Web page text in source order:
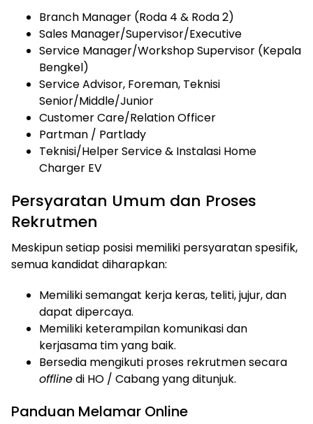
Branch Manager (Roda 4 & Roda 2)
Sales Manager/Supervisor/Executive
Service Manager/Workshop Supervisor (Kepala
Bengkel)
Service Advisor, Foreman, Teknisi
Senior/Middle/Junior
Customer Care/Relation Officer
Partman / Partlady
Teknisi/Helper Service & Instalasi Home
Charger EV
Persyaratan Umum dan Proses
Rekrutmen
Meskipun setiap posisi memiliki persyaratan spesifik,
semua kandidat diharapkan:
Memiliki semangat kerja keras, teliti, jujur, dan
dapat dipercaya.
Memiliki keterampilan komunikasi dan
kerjasama tim yang baik.
Bersedia mengikuti proses rekrutmen secara
offlinedi HO / Cabang yang ditunjuk.
Panduan Melamar Online